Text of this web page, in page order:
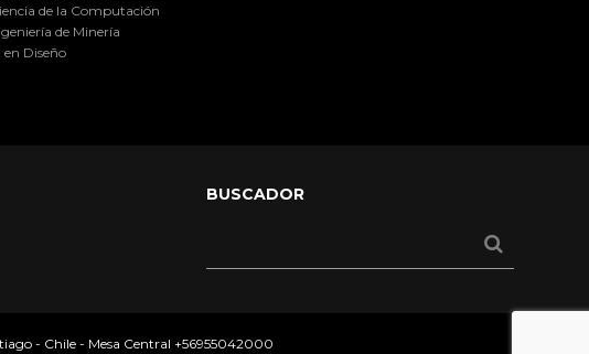
de la Computación
de Minería
en Diseño
BUSCADOR
- Chile - Mesa Central +56955042000